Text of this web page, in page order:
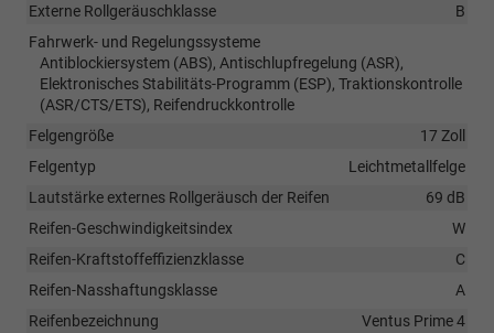
Externe Rollgeräuschklasse
B
Fahrwerk- und Regelungssysteme
Antiblockiersystem (ABS), Antischlupfregelung (ASR),
Elektronisches Stabilitäts-Programm (ESP), Traktionskontrolle
(ASR/CTS/ETS), Reifendruckkontrolle
Felgengröße
17 Zoll
Felgentyp
Leichtmetallfelge
Lautstärke externes Rollgeräusch der Reifen
69 dB
Reifen-Geschwindigkeitsindex
W
Reifen-Kraftstoffeffizienzklasse
C
Reifen-Nasshaftungsklasse
A
Reifenbezeichnung
Ventus Prime 4